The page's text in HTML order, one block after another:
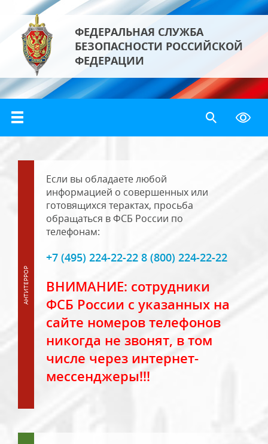
ФЕДЕРАЛЬНАЯ СЛУЖБА
БЕЗОПАСНОСТИ РОССИЙСКОЙ
ФЕДЕРАЦИИ
Если вы обладаете любой
информацией о совершенных или
готовящихся терактах, просьба
обращаться в ФСБ России по
телефонам:
+7 (495) 224-22-22 8 (800) 224-22-22
ВНИМАНИЕ: сотрудники
ФСБ России с указанных на
сайте номеров телефонов
никогда не звонят, в том
числе через интернет-
мессенджеры!!!